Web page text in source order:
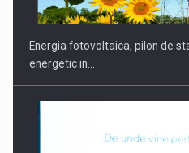
Energia fotovoltaica, pilon de
energetic in…